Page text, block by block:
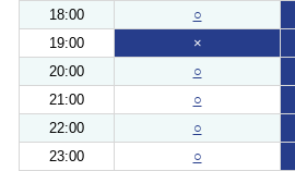
18:00
○
19:00
×
20:00
○
21:00
○
22:00
○
23:00
○